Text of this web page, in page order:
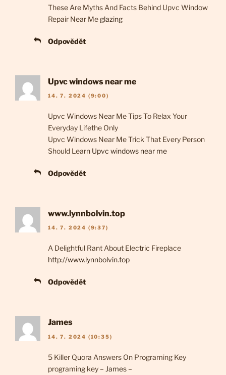
These Are Myths And Facts Behind Upvc Window
Repair Near Me glazing
Odpovědět
Upvc windows near me
14. 7. 2024 (9:00)
Upvc Windows Near Me Tips To Relax Your
Everyday Lifethe Only
Upvc Windows Near Me Trick That Every Person
Should Learn Upvc windows near me
Odpovědět
www.lynnbolvin.top
14. 7. 2024 (9:37)
A Delightful Rant About Electric Fireplace
http://www.lynnbolvin.top
Odpovědět
James
14. 7. 2024 (10:35)
5 Killer Quora Answers On Programing Key
programing key – James –